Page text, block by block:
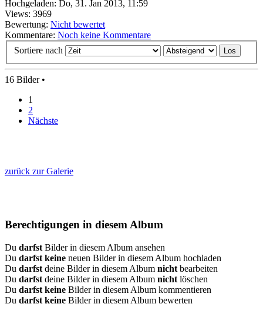
Hochgeladen: Do, 31. Jan 2013, 11:59
Views: 3969
Bewertung: Nicht bewertet
Kommentare: Noch keine Kommentare
Sortiere nach
16 Bilder •
1
2
Nächste
zurück zur Galerie
Berechtigungen in diesem Album
Du darfst Bilder in diesem Album ansehen
Du darfst keine neuen Bilder in diesem Album hochladen
Du darfst deine Bilder in diesem Album nicht bearbeiten
Du darfst deine Bilder in diesem Album nicht löschen
Du darfst keine Bilder in diesem Album kommentieren
Du darfst keine Bilder in diesem Album bewerten